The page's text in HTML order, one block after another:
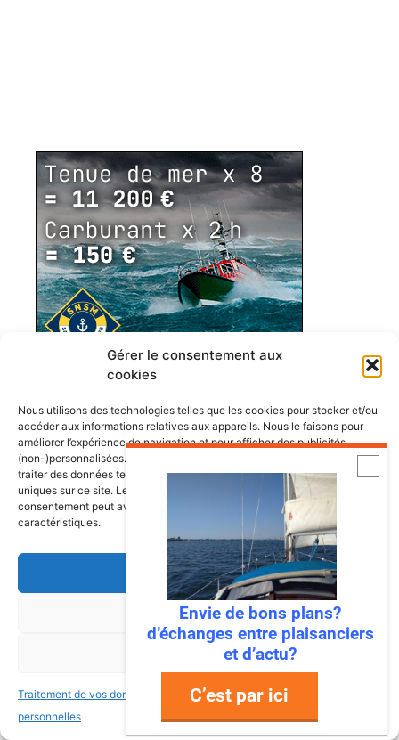
Gérer le consentement aux
cookies
Nous utilisons des technologies telles que les cookies pour stocker et/ou
accéder aux informations relatives aux appareils. Nous le faisons pour
améliorer l’expérience de navigation et pour afficher des publicités
(non-)personnalisées. Consentir à ces technologies nous autorisera à
traiter des données telles que le comportement de navigation ou les ID
uniques sur ce site. Le fait de ne pas consentir ou de retirer son
consentement peut avoir un effet négatif sur certaines fonctonnalités et
caractéristiques.
Accepter
Refuser
Voir les préférences
Traitement de vos données
personnelles
Traitement de vos données
personnelles
Envie de bons plans?
d’échanges entre plaisanciers
et d’actu?
C’est par ici